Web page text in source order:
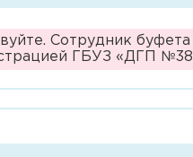
Сотрудник
ГБУЗ «ДГП №38